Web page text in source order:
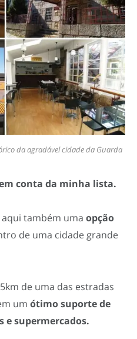
da agradável cidade da Guarda
conta da minha lista.
também uma opção
de uma cidade grande
de uma das estradas
um ótimo suporte de
e supermercados.